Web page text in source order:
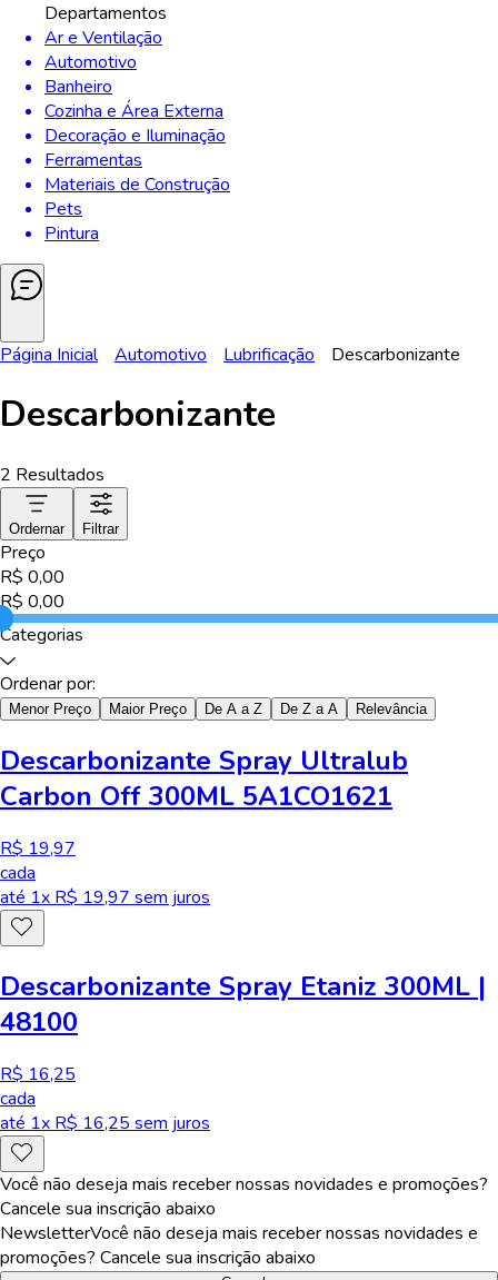
Departamentos
Ar e Ventilação
Automotivo
Banheiro
Cozinha e Área Externa
Decoração e Iluminação
Ferramentas
Materiais de Construção
Pets
Pintura
Página Inicial Automotivo Lubrificação Descarbonizante
Descarbonizante
2 Resultados
Ordernar Filtrar
Preço
R$ 0,00
R$ 0,00
Categorias
Ordenar por:
Menor Preço Maior Preço De A a Z De Z a A Relevância
Descarbonizante Spray Ultralub
Carbon Off 300ML 5A1CO1621
R$ 19,97
cada
até 1x R$ 19,97 sem juros
Descarbonizante Spray Etaniz 300ML |
48100
R$ 16,25
cada
até 1x R$ 16,25 sem juros
Você não deseja mais receber nossas novidades e promoções?
Cancele sua inscrição abaixo
NewsletterVocê não deseja mais receber nossas novidades e
promoções? Cancele sua inscrição abaixo